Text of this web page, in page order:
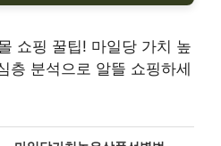
쇼핑 꿀팁! 마일당 가치 높
층 분석으로 알뜰 쇼핑하세